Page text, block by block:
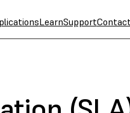
LearnSupportContact